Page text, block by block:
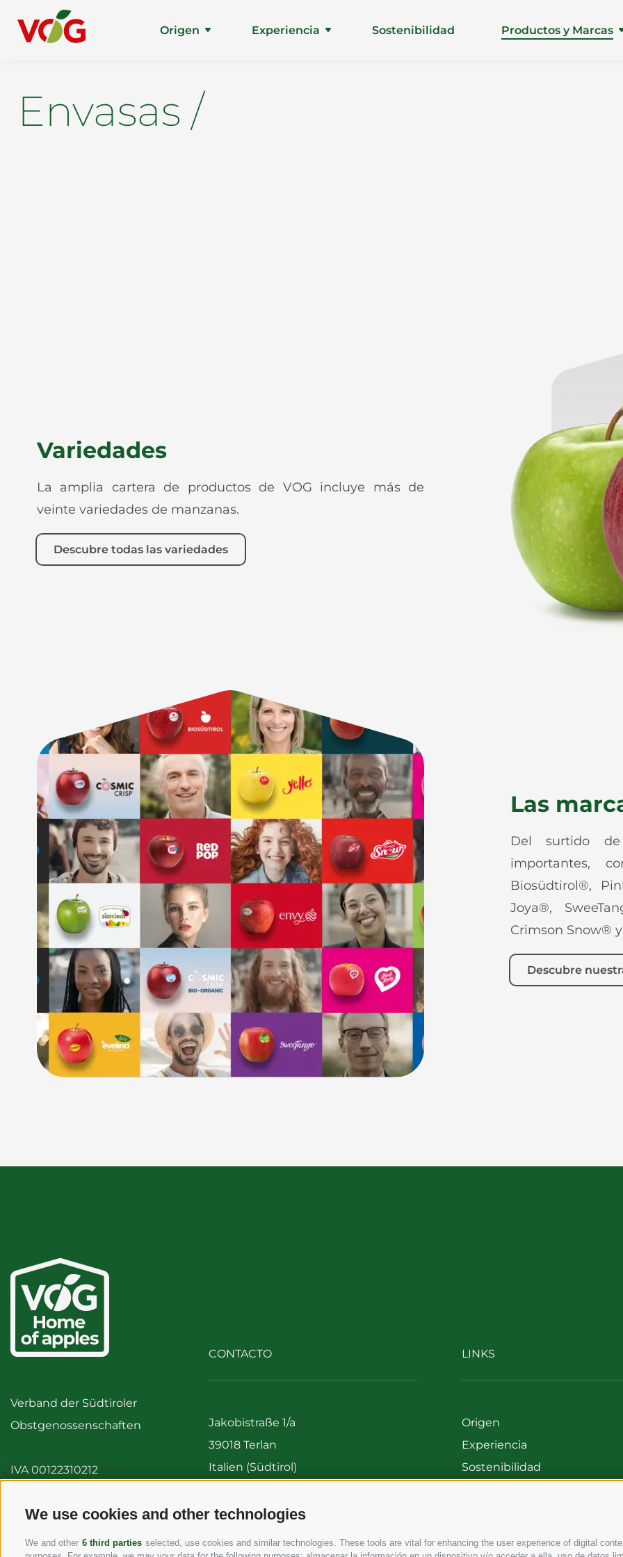
We use cookies and other technologies
We and other 6 third parties selected, use cookies and similar technologies. These tools are vital for enhancing the user experience of digital
Origen Experiencia Sostenibilidad Productos y Marcas
Envasas /
Variedades
La amplia cartera de productos de VOG incluye más de
veinte variedades de manzanas.
Descubre todas las variedades
Las
Del surtido
importantes,
Biosüdtirol®,
Joya®,
Crimson Snow®
Descubre
Verband der Südtiroler
Obstgenossenschaften
IVA 00122310212
CONTACTO
Jakobistraße 1/a
39018 Terlan
Italien (Südtirol)
Fax: +39 0471 256 699
LINKS
Origen
Experiencia
Sostenibilidad